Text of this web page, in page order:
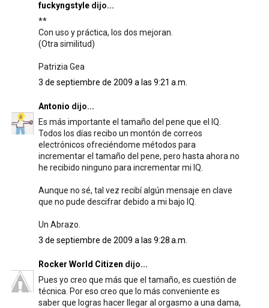
fuckyngstyledijo...
**
Con uso y práctica, los dos mejoran.
(Otra similitud)
Patrizia Gea
3 de septiembre de 2009 a las 9:21 a.m.
Antonio dijo...
Es más importante el tamaño del pene que el IQ.
Todos los días recibo un montón de correos
electrónicos ofreciéndome métodos para
incrementar el tamaño del pene, pero hasta ahora no
he recibido ninguno para incrementar mi IQ.
Aunque no sé, tal vez recibí algún mensaje en clave
que no pude descifrar debido a mi bajo IQ.
Un Abrazo.
3 de septiembre de 2009 a las 9:28 a.m.
Rocker World Citizen dijo...
Pues yo creo que más que el tamaño, es cuestión de
técnica. Por eso creo que lo más conveniente es
saber que logras hacer llegar al orgasmo a una dama,